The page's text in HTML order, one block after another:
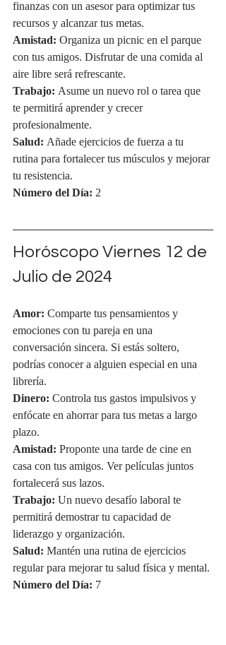
finanzas con un asesor para optimizar tus
recursos y alcanzar tus metas.
Amistad: Organiza un picnic en el parque
con tus amigos. Disfrutar de una comida al
aire libre será refrescante.
Trabajo: Asume un nuevo rol o tarea que
te permitirá aprender y crecer
profesionalmente.
Salud: Añade ejercicios de fuerza a tu
rutina para fortalecer tus músculos y mejorar
tu resistencia.
Número del Día: 2
Horóscopo Viernes 12 de
Julio de 2024
Amor: Comparte tus pensamientos y
emociones con tu pareja en una
conversación sincera. Si estás soltero,
podrías conocer a alguien especial en una
librería.
Dinero: Controla tus gastos impulsivos y
enfócate en ahorrar para tus metas a largo
plazo.
Amistad: Proponte una tarde de cine en
casa con tus amigos. Ver películas juntos
fortalecerá sus lazos.
Trabajo: Un nuevo desafío laboral te
permitirá demostrar tu capacidad de
liderazgo y organización.
Salud: Mantén una rutina de ejercicios
regular para mejorar tu salud física y mental.
Número del Día: 7